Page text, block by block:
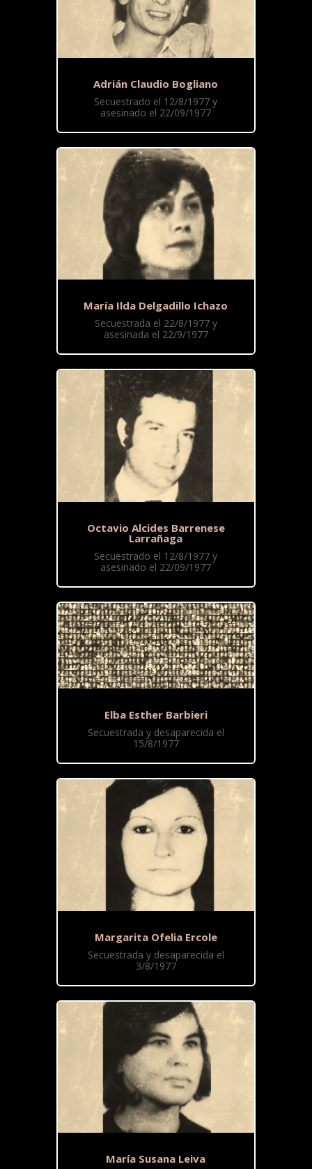
Adrián Claudio Bogliano
Secuestrado el 12/8/1977 y
asesinado el 22/09/1977
María Ilda Delgadillo Ichazo
Secuestrada el 22/8/1977 y
asesinada el 22/9/1977
Octavio Alcides Barrenese
Larrañaga
Secuestrado el 12/8/1977 y
asesinado el 22/09/1977
Elba Esther Barbieri
Secuestrada y desaparecida el
15/8/1977
Margarita Ofelia Ercole
Secuestrada y desaparecida el
3/8/1977
María Susana Leiva